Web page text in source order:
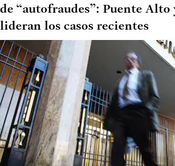
de “autofraudes”: Puente
lideran los casos recientes